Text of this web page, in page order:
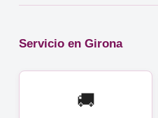
Servicio en Girona
🚚